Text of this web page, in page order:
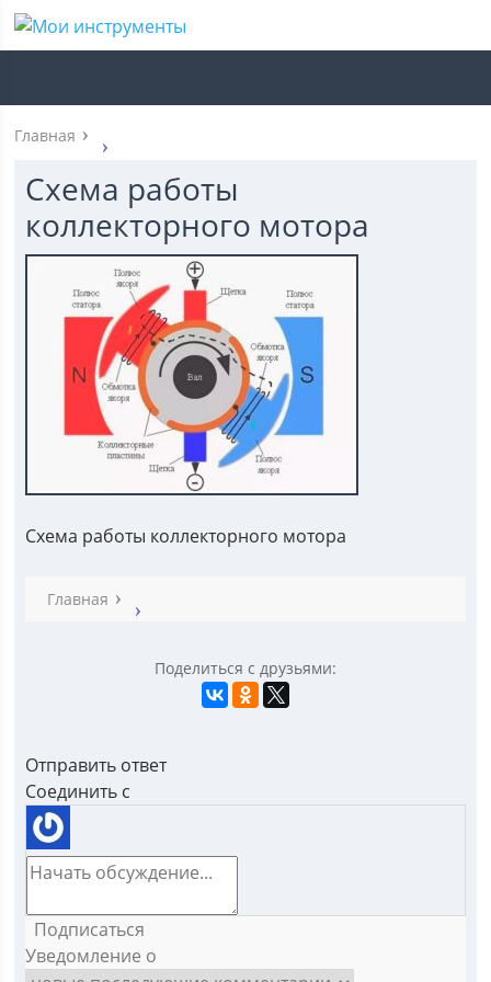
Главная
Схема работы
коллекторного мотора
Схема работы коллекторного мотора
Главная
Поделиться с друзьями:
Отправить ответ
Соединить с
Подписаться
Уведомление о